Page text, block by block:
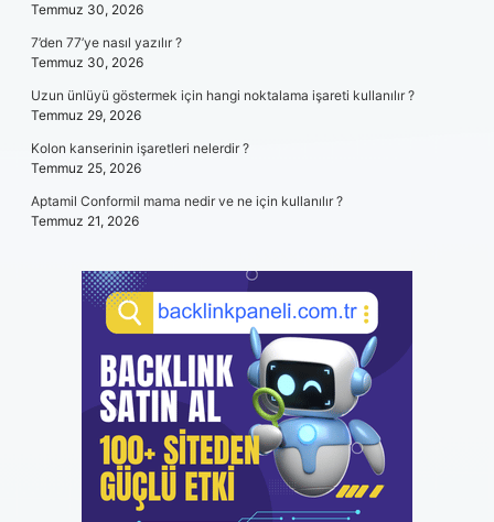
Temmuz 30, 2026
7’den 77’ye nasıl yazılır ?
Temmuz 30, 2026
Uzun ünlüyü göstermek için hangi noktalama işareti kullanılır ?
Temmuz 29, 2026
Kolon kanserinin işaretleri nelerdir ?
Temmuz 25, 2026
Aptamil Conformil mama nedir ve ne için kullanılır ?
Temmuz 21, 2026